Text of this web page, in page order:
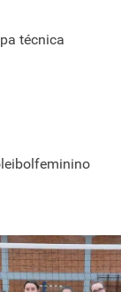
técnica